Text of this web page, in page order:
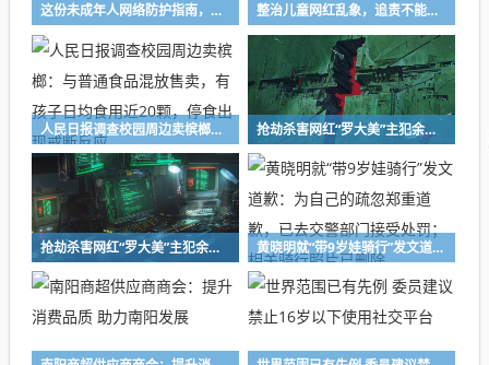
这份未成年人网络防护指南，建议家长收好 整治儿童网红乱象，追责不能缺位丨中听
人民日报调查校园周边卖槟榔：与普通食品混放售卖，有孩子日均食用近20颗，停食出现戒断反应 抢劫杀害网红“罗大美”主犯余金生，被执行死刑！
抢劫杀害网红“罗大美”主犯余金生被执行死刑 黄晓明就“带9岁娃骑行”发文道歉：为自己的疏忽郑重道歉，已去交警部门接受处罚；相关骑行照片已删除